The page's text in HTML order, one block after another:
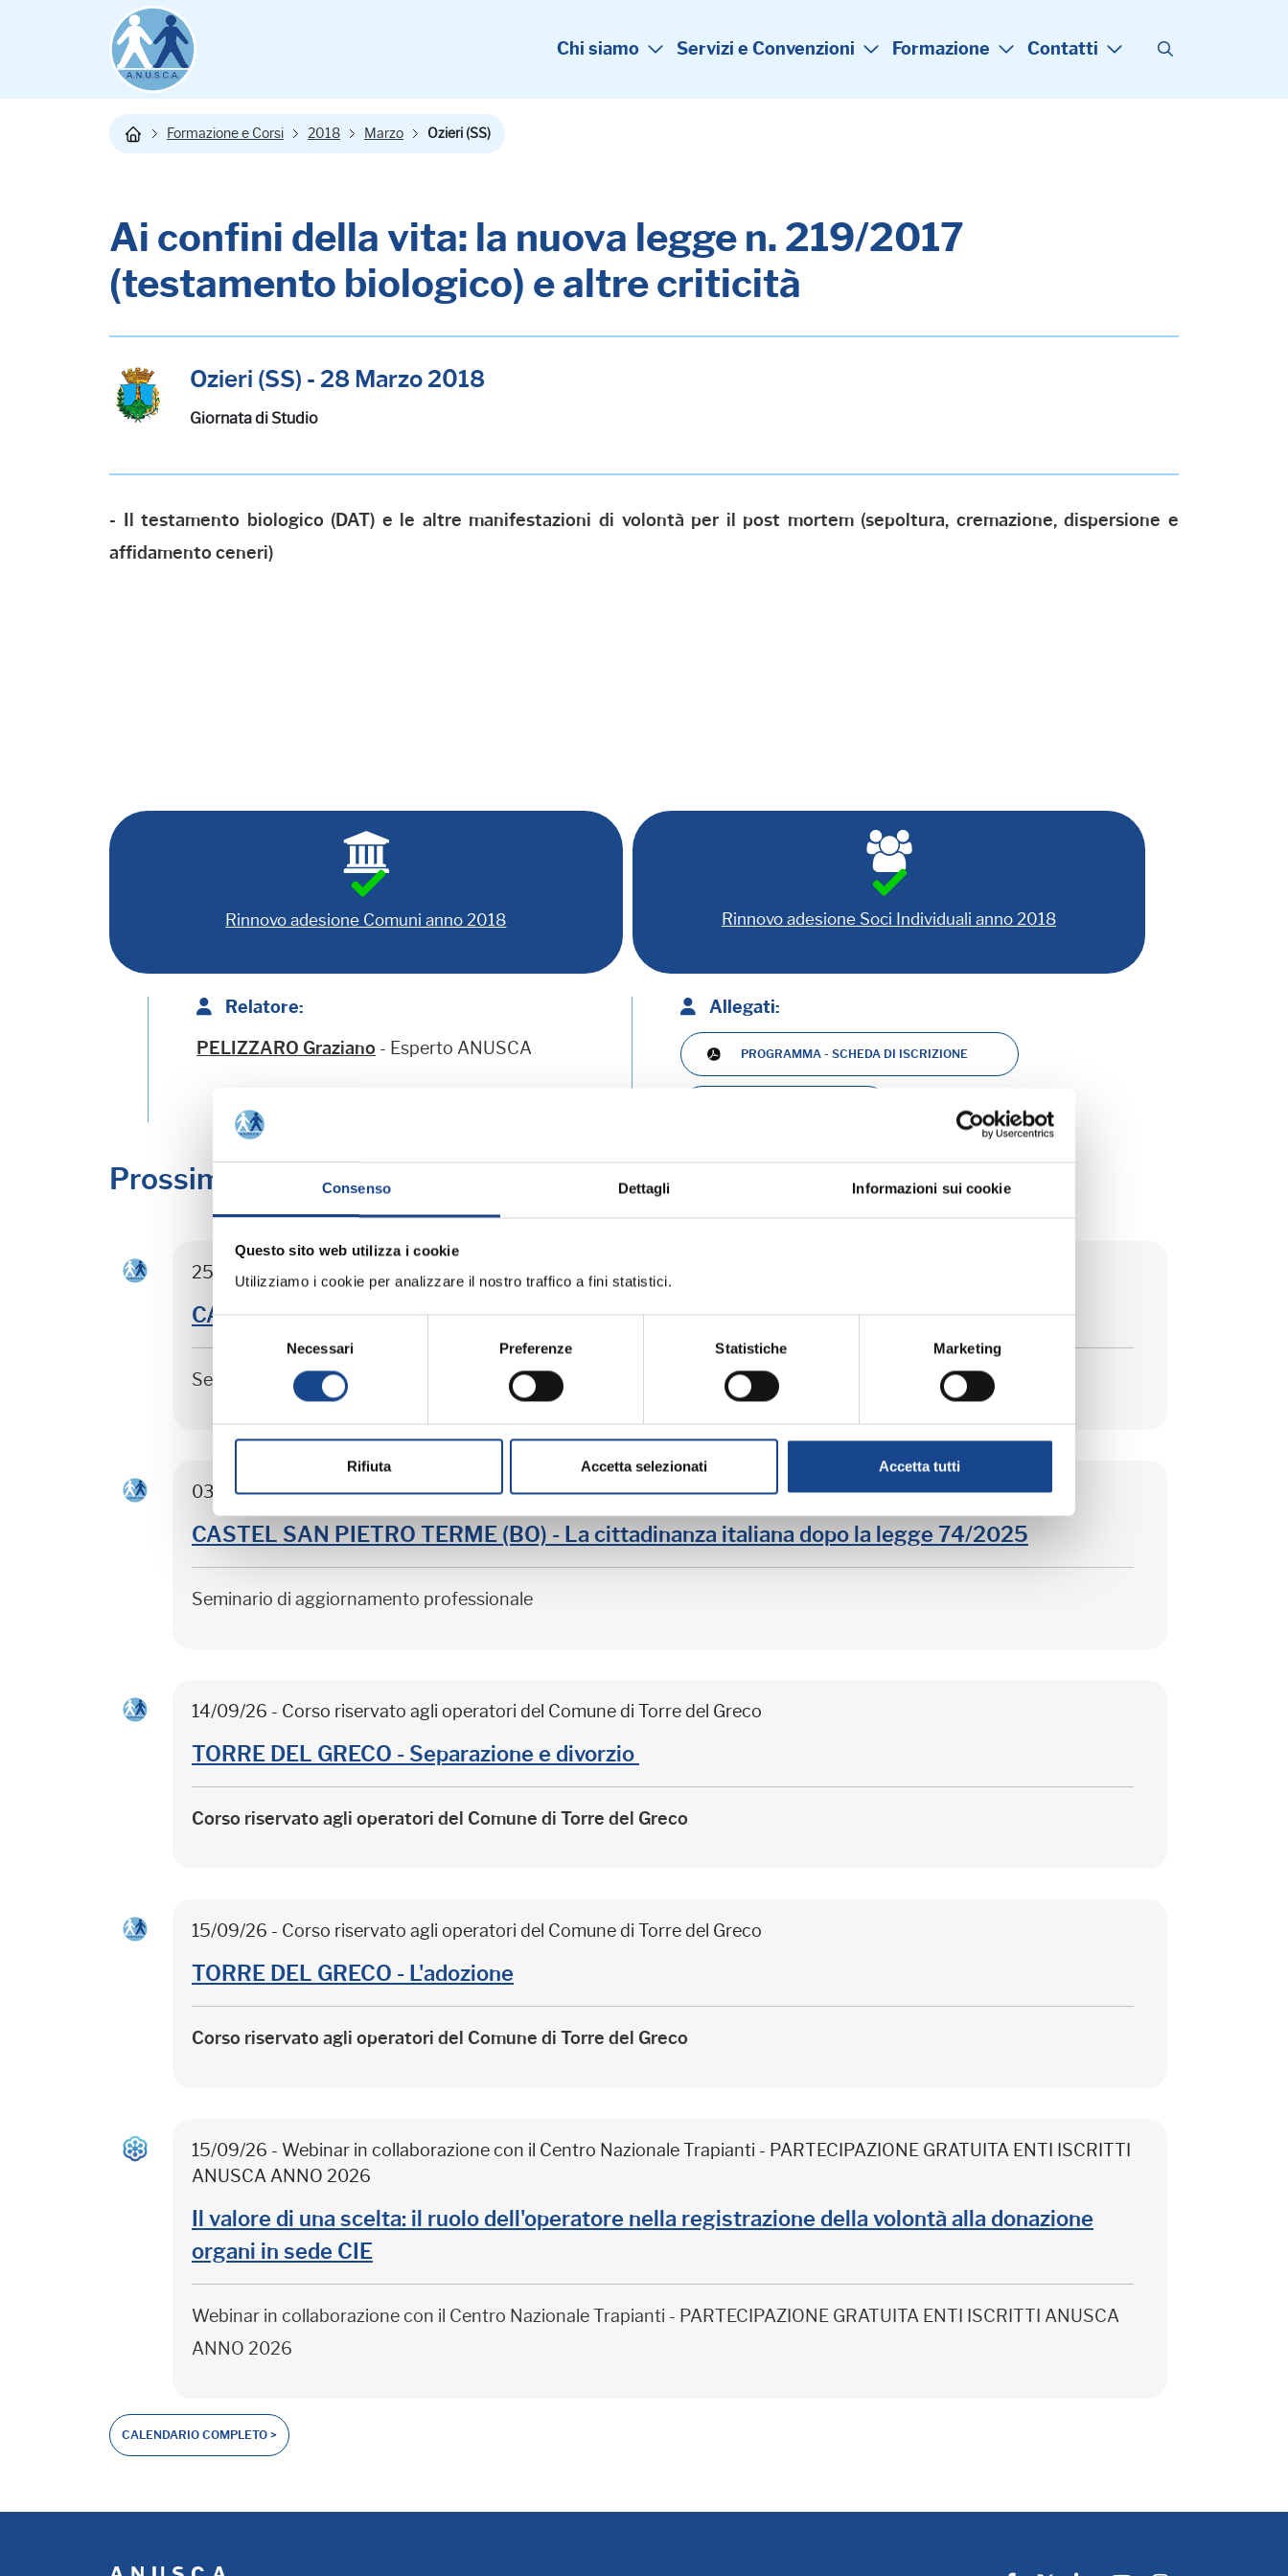
Consenso Dettagli Informazioni sui cookie
Questo sito web utilizza i cookie
Utilizziamo i cookie per analizzare il nostro traffico a fini statistici.
Selezione
del
Necessari Preferenze Statistiche Marketing
Rifiuta Accetta selezionati Accetta tutti
Chi siamo Servizi e Convenzioni Formazione Contatti
Formazione e Corsi 2018 Marzo Ozieri (SS)
Ai confini della vita: la nuova legge n. 219/2017
(testamento biologico) e altre criticità
Ozieri (SS) - 28 Marzo 2018
Giornata di Studio
- Il testamento biologico (DAT) e le altre manifestazioni di volontà per il post mortem (sepoltura, cremazione, dispersione e
affidamento ceneri)
Rinnovo adesione Comuni anno 2018 Rinnovo adesione Soci Individuali anno 2018
Relatore:
PELIZZARO Graziano - Esperto ANUSCA
Allegati:
PROGRAMMA - SCHEDA DI ISCRIZIONE
Prossimi corsi in programma:
25/08/26 - Seminario di aggiornamento professionale
CASTEL SAN PIETRO TERME (BO) - Estate all'ombra dei cipressi
Seminario di aggiornamento professionale
03/09/26 - Seminario di aggiornamento professionale
CASTEL SAN PIETRO TERME (BO) - La cittadinanza italiana dopo la legge 74/2025
Seminario di aggiornamento professionale
14/09/26 - Corso riservato agli operatori del Comune di Torre del Greco
TORRE DEL GRECO - Separazione e divorzio
Corso riservato agli operatori del Comune di Torre del Greco
15/09/26 - Corso riservato agli operatori del Comune di Torre del Greco
TORRE DEL GRECO - L'adozione
Corso riservato agli operatori del Comune di Torre del Greco
15/09/26 - Webinar in collaborazione con il Centro Nazionale Trapianti - PARTECIPAZIONE GRATUITA ENTI ISCRITTI
ANUSCA ANNO 2026
Il valore di una scelta: il ruolo dell'operatore nella registrazione della volontà alla donazione
organi in sede CIE
Webinar in collaborazione con il Centro Nazionale Trapianti - PARTECIPAZIONE GRATUITA ENTI ISCRITTI ANUSCA
ANNO 2026
CALENDARIO COMPLETO >